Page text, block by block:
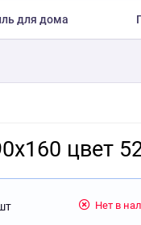
для дома
цвет
Нет в